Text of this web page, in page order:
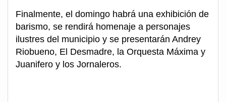
Finalmente, el domingo habrá una exhibición de
barismo, se rendirá homenaje a personajes
ilustres del municipio y se presentarán Andrey
Riobueno, El Desmadre, la Orquesta Máxima y
Juanifero y los Jornaleros.